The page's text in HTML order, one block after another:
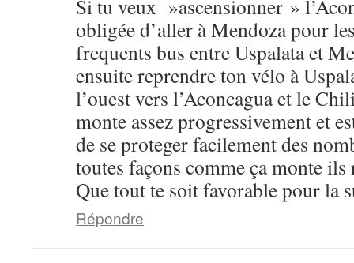
Si tu veux »ascensionner »
obligée d’aller à Mendoza pour
frequents bus entre Uspalata et
ensuite reprendre ton vélo à
l’ouest vers l’Aconcagua et le
monte assez progressivement et
de se proteger facilement des
toutes façons comme ça monte
Que tout te soit favorable pour la
Répondre